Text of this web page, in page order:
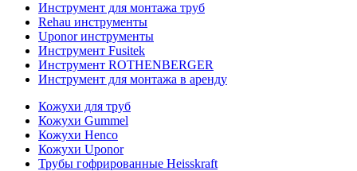
Инструмент для монтажа труб
Rehau инструменты
Uponor инструменты
Инструмент Fusitek
Инструмент ROTHENBERGER
Инструмент для монтажа в аренду
Кожухи для труб
Кожухи Gummel
Кожухи Henco
Кожухи Uponor
Трубы гофрированные Heisskraft